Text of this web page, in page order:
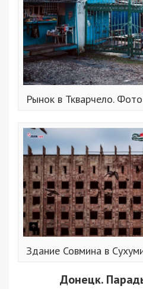
Рынок в Ткварчело.
Здание Совмина в
Донецк.